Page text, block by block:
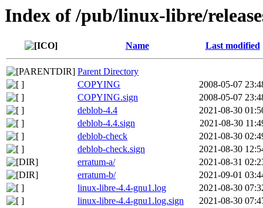
Index of /pub/linux-libre/
Name Last modified
Parent Directory
COPYING
2008-05-07
COPYING.sign
2008-05-07
deblob-4.4
2021-08-30
deblob-4.4.sign
2021-08-30
deblob-check
2021-08-30
deblob-check.sign
2021-08-30
erratum-a/
2021-08-31
erratum-b/
2021-09-01
linux-libre-4.4-gnu1.log
2021-08-30
linux-libre-4.4-gnu1.log.sign
2021-08-30